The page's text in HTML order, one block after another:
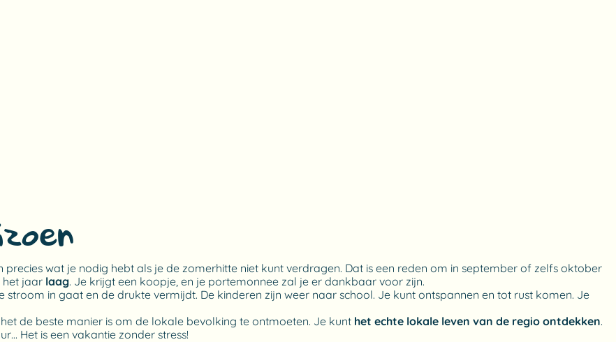
precies wat je nodig hebt als je de zomerhitte niet kunt verdragen. Dat is een reden om in september of zelfs oktober
het jaar laag. Je krijgt een koopje, en je portemonnee zal je er dankbaar voor zijn.
in gaat en de drukte vermijdt. De kinderen zijn weer naar school. Je kunt ontspannen en tot rust komen. Je
de beste manier is om de lokale bevolking te ontmoeten. Je kunt het echte lokale leven van de regio ontdekken.
Het is een vakantie zonder stress!